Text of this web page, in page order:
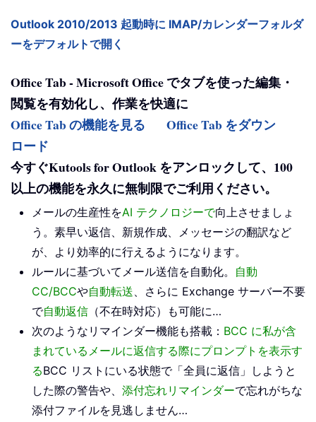
Outlook 2010/2013 起動時に IMAP/カレンダーフォルダ
ーをデフォルトで開く
Office Tab - Microsoft Office でタブを使った編集・
閲覧を有効化し、作業を快適に
Office Tab の機能を見る
Office Tab をダウン
ロード
今すぐKutools for Outlook をアンロックして、100
以上の機能を永久に無制限でご利用ください。
メールの生産性をAI テクノロジーで向上させましょ
う。素早い返信、新規作成、メッセージの翻訳など
が、より効率的に行えるようになります。
ルールに基づいてメール送信を自動化。 自動
CC/BCCや自動転送、さらに Exchange サーバー不要
で自動返信 （不在時対応）も可能に…
次のようなリマインダー機能も搭載： BCC に私が含
まれているメールに返信する際にプロンプトを表示す
るBCC リストにいる状態で「全員に返信」しようと
した際の警告や、 添付忘れリマインダーで忘れがちな
添付ファイルを見逃しません…